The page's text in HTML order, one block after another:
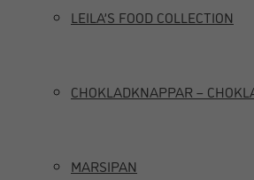
LEILA’S FOOD COLLECTION
CHOKLADKNAPPAR –
MARSIPAN